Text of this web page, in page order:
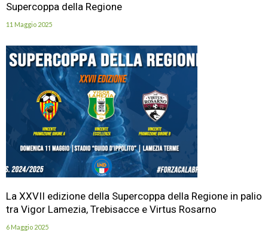
Supercoppa della Regione
11 Maggio 2025
La XXVII edizione della Supercoppa della Regione in palio
tra Vigor Lamezia, Trebisacce e Virtus Rosarno
6 Maggio 2025